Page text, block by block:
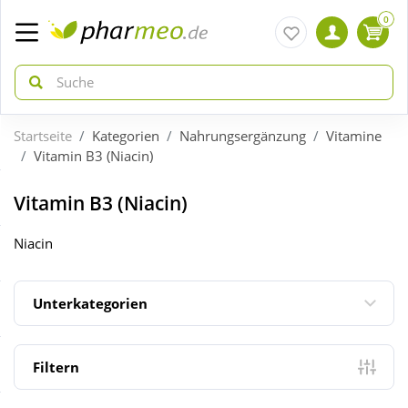
zurück
ÜBERSICHT AKTIONEN
Aktuelle Coupons
Gratis dazu
Neuheiten
zurück
ÜBERSICHT KATEGORIEN
Arzneimittel
Bio & Genuss
Diabetes
0
Startseite Kategorien Nahrungsergänzung
Vitamine
Vitamin B3 (Niacin)
Vitamin B3 (Niacin)
Niacin
Unterkategorien
Filtern